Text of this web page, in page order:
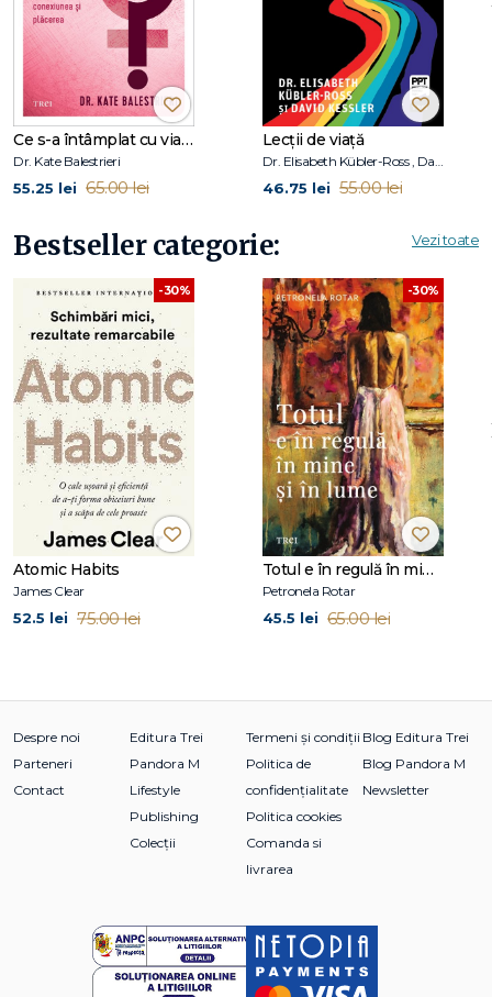
Ce s-a întâmplat cu viața mea sexuală?
Dr. Kate Balestrieri
55.25 lei 65.00 lei
Lecții de viață
46.75 lei 55.00 lei
Bestseller categorie: Vezi toate
-30%
Atomic Habits
James Clear
52.5 lei 75.00 lei
-30%
Totul e în regulă în mine și în lume
Petronela Rotar
45.5 lei 65.00 lei
Despre noi
Parteneri
Contact
Editura Trei
Pandora M
Lifestyle
Publishing
Colecții
Termeni și condiții
Politica de
confidențialitate
Politica cookies
Comanda si
livrarea
Blog Editura Trei
Blog Pandora M
Newsletter